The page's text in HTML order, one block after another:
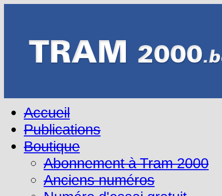
Accueil
Publications
Boutique
Abonnement à Tram 2000
Anciens numéros